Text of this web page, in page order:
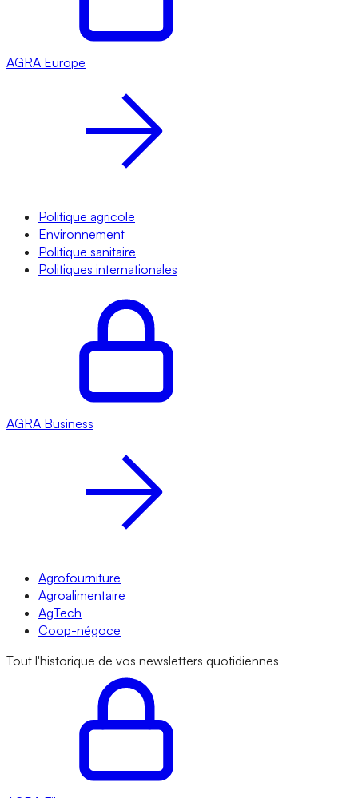
AGRA Europe
Politique agricole
Environnement
Politique sanitaire
Politiques internationales
AGRA Business
Agrofourniture
Agroalimentaire
AgTech
Coop-négoce
Tout l'historique de vos newsletters quotidiennes